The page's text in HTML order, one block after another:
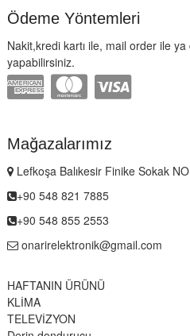
Ödeme Yöntemleri
Nakit,kredi kartı ile, mail order ile
yapabilirsiniz.
Mağazalarımız
Lefkoşa Balıkesir Finike Sokak
+90 548 821 7885
+90 548 855 2553
onarirelektronik@gmail.com
HAFTANIN ÜRÜNÜ
KLİMA
TELEVİZYON